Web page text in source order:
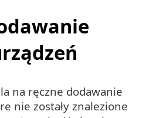
na ręczne dodawanie
nie zostały znalezione